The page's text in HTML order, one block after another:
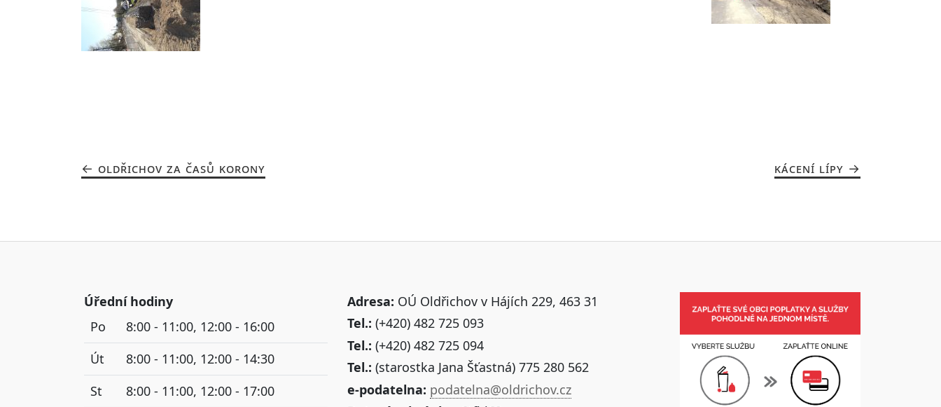
OLDŘICHOV ZA ČASŮ KORONY KÁCENÍ LÍPY
Úřední hodiny
Po
8:00 - 11:00, 12:00 - 16:00
Út
8:00 - 11:00, 12:00 - 14:30
St
8:00 - 11:00, 12:00 - 17:00
Adresa: OÚ Oldřichov v Hájích 229, 463 31
Tel.: (+420) 482 725 093
Tel.: (+420) 482 725 094
Tel.: (starostka Jana Šťastná) 775 280 562
e-podatelna: podatelna@oldrichov.cz